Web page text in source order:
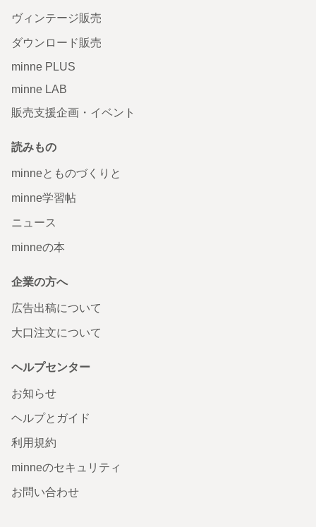
ヴィンテージ販売
ダウンロード販売
minne PLUS
minne LAB
販売支援企画・イベント
読みもの
minneとものづくりと
minne学習帖
ニュース
minneの本
企業の方へ
広告出稿について
大口注文について
ヘルプセンター
お知らせ
ヘルプとガイド
利用規約
minneのセキュリティ
お問い合わせ